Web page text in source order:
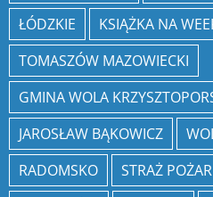
ŁÓDZKIE
KSIĄŻKA NA
TOMASZÓW MAZOWIECKI
GMINA WOLA
JAROSŁAW BĄKOWICZ
RADOMSKO
STRAŻ